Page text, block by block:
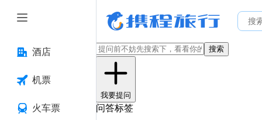
酒店
机票
火车票
搜索
我要提问
问答标签